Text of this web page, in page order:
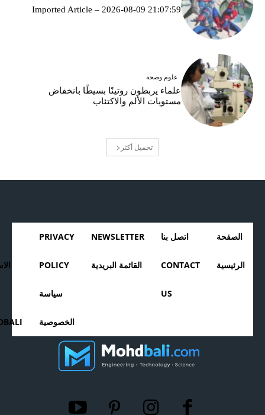
Imported Article – 2026-08-09 21:07:59
علوم وصحة
علماء يربطون روتينًا بسيطًا بانخفاض
مستويات الألم والاكتئاب
تحميل أكثر
الصفحة
الرئيسية
اتصل بنا
CONTACT
US
NEWSLETTER
القائمة البريدية
PRIVACY
POLICY
سياسة
الخصوصية